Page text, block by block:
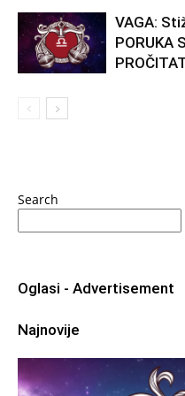
VAGA:
PORUKA
Search
Oglasi - Advertisement
Najnovije